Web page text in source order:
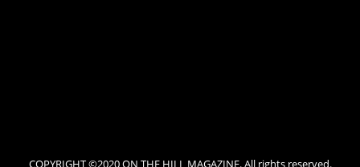
COPYRIGHT ©2020 ON THE HILL MAGAZINE. All rights reserved.